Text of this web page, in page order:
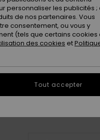
personnaliser les publicités ;
de nos partenaires. Vous
consentement, ou vous y
(tels que certains cookies
des cookies et
Tout accepter